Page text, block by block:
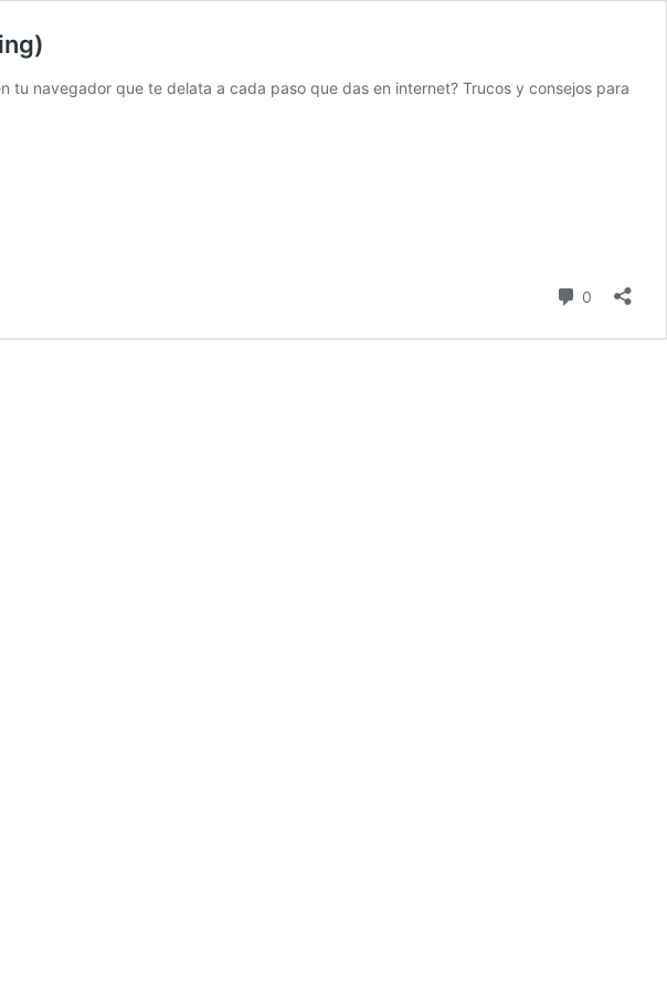
tu navegador que te delata a cada paso que das en internet? Trucos y consejos para
0